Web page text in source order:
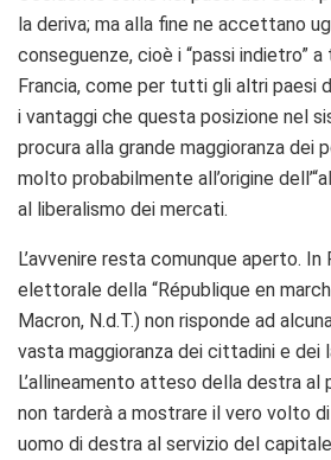
la deriva; ma alla fine ne accettano
conseguenze, cioè i “passi indietro”
Francia, come per tutti gli altri paesi
i vantaggi che questa posizione nel
procura alla grande maggioranza dei
molto probabilmente all’origine
al liberalismo dei mercati.
L’avvenire resta comunque aperto. In
elettorale della “République en
Macron, N.d.T.) non risponde ad
vasta maggioranza dei cittadini e dei
L’allineamento atteso della destra al
non tarderà a mostrare il vero volto
uomo di destra al servizio del